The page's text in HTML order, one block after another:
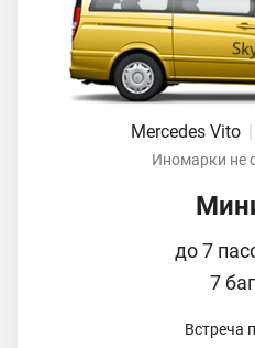
Mercedes Vito
Иномарки не
до 7
7
Встреча